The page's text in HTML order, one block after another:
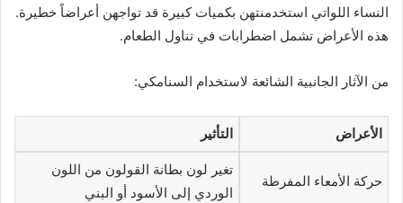
النساء اللواتي استخدمنتهن بكميات كبيرة قد تواجهن أعراضاً خطيرة.
هذه الأعراض تشمل اضطرابات في تناول الطعام.
من الآثار الجانبية الشائعة لاستخدام السنامكي:
الأعراض التأثير
حركة الأمعاء المفرطة
تغير لون بطانة القولون من اللون
الوردي إلى الأسود أو البني